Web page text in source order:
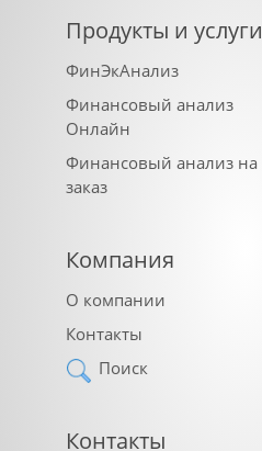
Продукты и услуги
ФинЭкАнализ
Финансовый анализ
Онлайн
Финансовый анализ на
заказ
Компания
О компании
Контакты
Поиск
Контакты